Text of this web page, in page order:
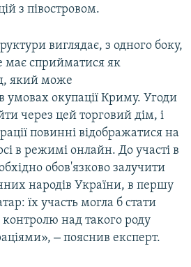
з півостровом.
виглядає, з одного боку,
має сприйматися як
який може
умовах окупації Криму. Угоди
через цей торговий дім, і
повинні відображатися на
в режимі онлайн. До участі в
обов'язково залучити
народів України, в першу
їх участь могла б стати
над такого роду
– пояснив експерт.